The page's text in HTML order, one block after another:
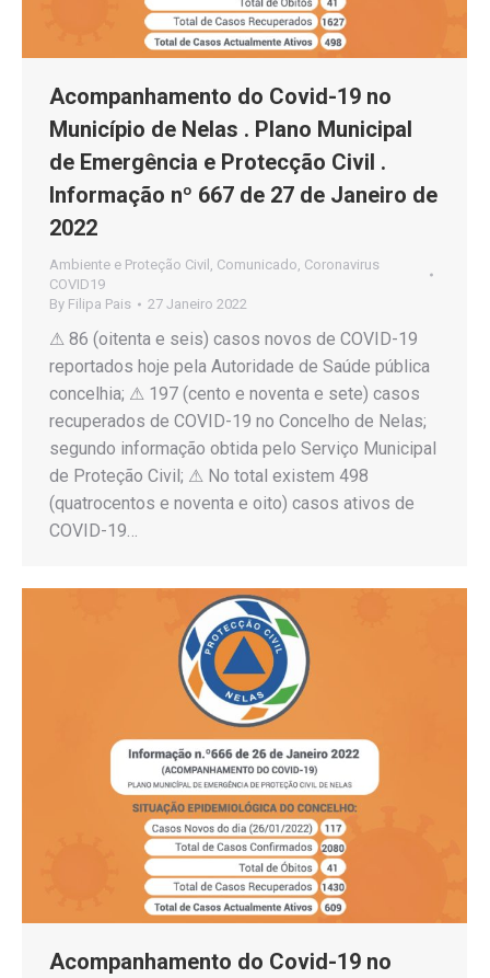
Acompanhamento do Covid-19 no
Município de Nelas . Plano Municipal
de Emergência e Protecção Civil .
Informação nº 667 de 27 de Janeiro de
2022
Ambiente e Proteção Civil Comunicado Coronavirus
COVID19
By Filipa Pais 27 Janeiro 2022
⚠ 86 (oitenta e seis) casos novos de COVID-19
reportados hoje pela Autoridade de Saúde pública
concelhia; ⚠ 197 (cento e noventa e sete) casos
recuperados de COVID-19 no Concelho de Nelas;
segundo informação obtida pelo Serviço Municipal
de Proteção Civil; ⚠ No total existem 498
(quatrocentos e noventa e oito) casos ativos de
COVID-19…
Acompanhamento do Covid-19 no